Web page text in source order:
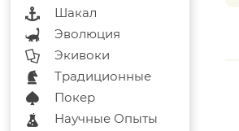
Шакал
Эволюция
Экивоки
Традиционные
Покер
Научные Опыты